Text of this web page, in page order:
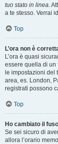
tuo stato in linea.
a te stesso. Verrai
Top
L’ora non è
L’ora è quasi
essere quella di un
le impostazioni del
area, es. London,
registrati possono
Top
Ho cambiato il
Se sei sicuro di
allora l’orario